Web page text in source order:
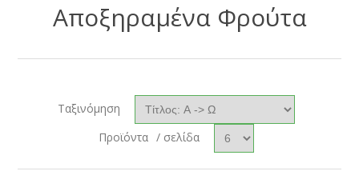
Αποξηραμένα Φρούτα
Ταξινόμηση
Προϊόντα / σελίδα